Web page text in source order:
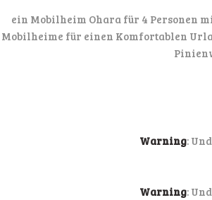
ein Mobilheim Ohara für 4 Personen
Mobilheime für einen Komfortablen
Warning:
Warning: